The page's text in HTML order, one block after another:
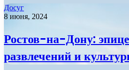
Досуг
8 июня, 2024
Ростов-на-Дону:
развлечений и